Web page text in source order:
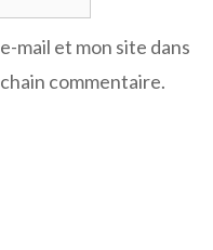
mail et mon site dans
commentaire.